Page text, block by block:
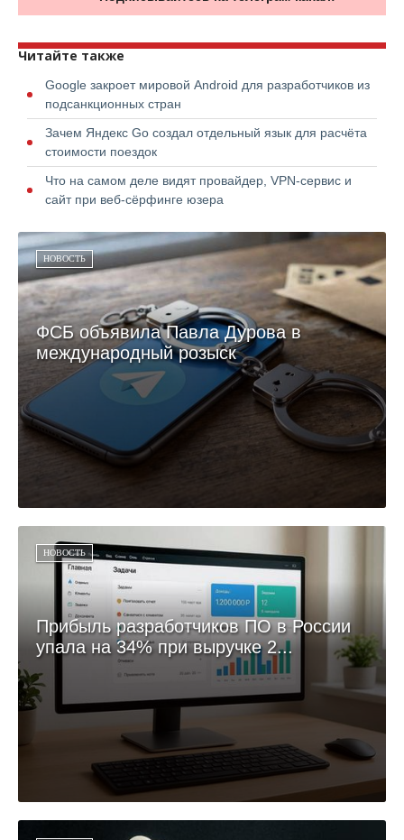
Читайте также
Google закроет мировой Android для разработчиков из
подсанкционных стран
Зачем Яндекс Go создал отдельный язык для расчёта
стоимости поездок
Что на самом деле видят провайдер, VPN-сервис и
сайт при веб-сёрфинге юзера
НОВОСТЬ
ФСБ объявила Павла Дурова в
международный розыск
НОВОСТЬ
Прибыль разработчиков ПО в России
упала на 34% при выручке 2...